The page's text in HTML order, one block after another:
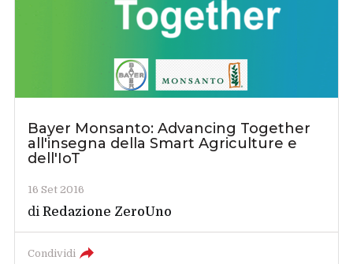
Bayer Monsanto: Advancing Together
all'insegna della Smart Agriculture e
dell'IoT
16 Set 2016
diRedazione ZeroUno
Condividi